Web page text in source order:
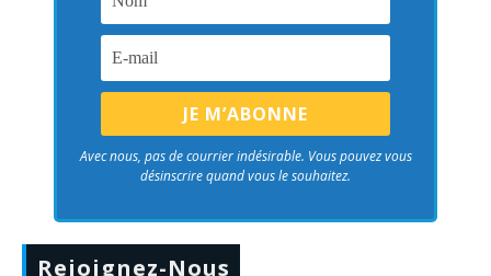
Avec nous, pas de courrier indésirable. Vous pouvez vous
désinscrire quand vous le souhaitez.
Rejoignez-Nous